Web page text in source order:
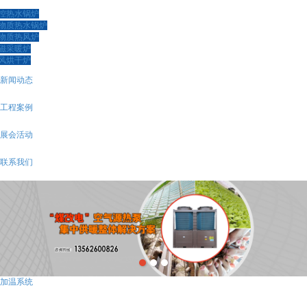
热水锅炉
质热水锅炉
质热风炉
采暖炉
烘干炉
新闻动态
工程案例
展会活动
联系我们
加温系统